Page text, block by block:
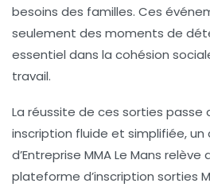
besoins des familles. Ces
seulement des moments de
essentiel dans la cohésion
travail.
La réussite de ces sorties passe
inscription fluide et simplifiée, un
d’Entreprise MMA Le Mans relève
plateforme d’inscription sorties